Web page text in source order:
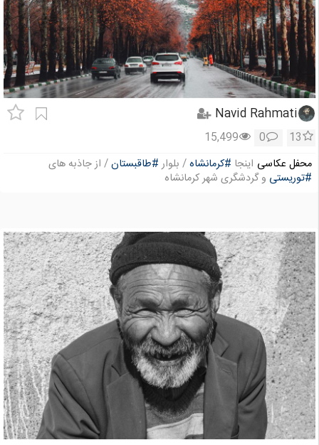
Navid Rahmati
13
0
15,499
محفل عکاسی اینجا #کرمانشاه/ بلوار#طاقبستان/ از جاذبه های
#توریستی و گردشگری شهر کرمانشاه